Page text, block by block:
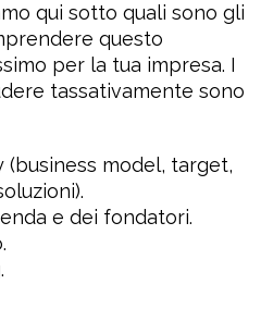
qui sotto quali sono gli
questo
per la tua impresa. I
tassativamente sono
(business model, target,
e dei fondatori.